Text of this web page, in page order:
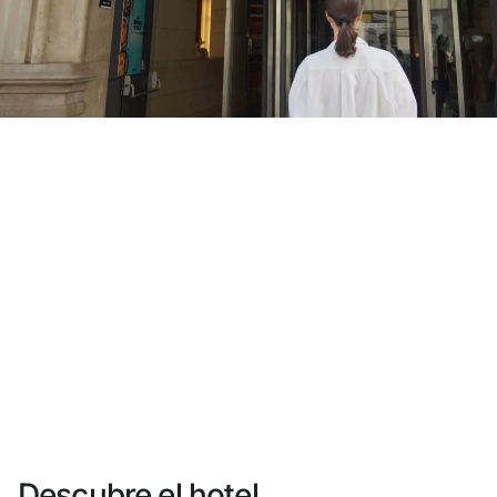
¿Aún no tienes cuenta?
Crear una cuenta